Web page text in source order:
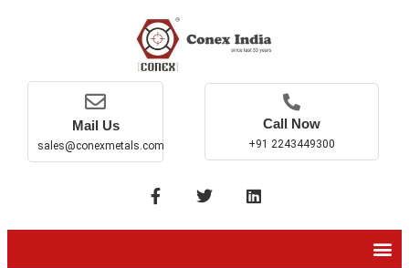
Mail Us
sales@conexmetals.com
Call Now
+91 2243449300